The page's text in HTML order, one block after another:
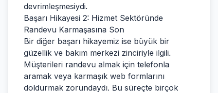
devrimleşmesiydi.
Başarı Hikayesi 2: Hizmet Sektöründe
Randevu Karmaşasına Son
Bir diğer başarı hikayemiz ise büyük bir
güzellik ve bakım merkezi zinciriyle ilgili.
Müşterileri randevu almak için telefonla
aramak veya karmaşık web formlarını
doldurmak zorundaydı. Bu süreçte birçok